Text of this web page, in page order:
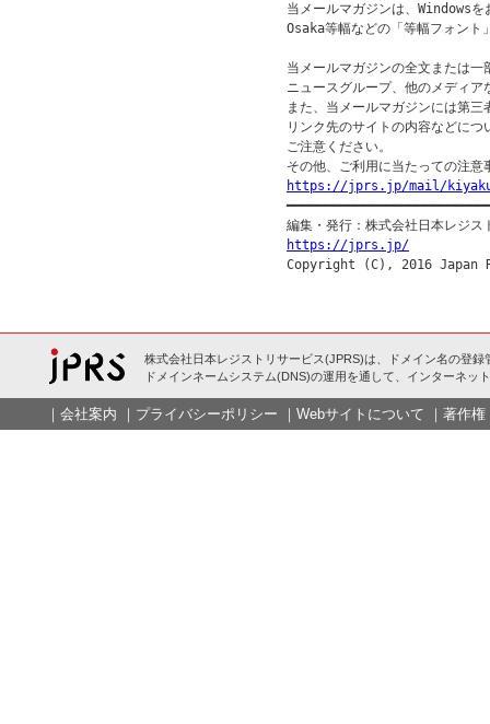
当メールマガジンは、Windowsを
Osaka等幅などの「等幅フォント
当メールマガジンの全文または一
ニュースグループ、他のメディ
また、当メールマガジンには第
リンク先のサイトの内容などに
ご注意ください。
https://jprs.jp/mail/
https://jprs.jp/
株式会社日本レジストリサービス(JPRS)は、ドメイン名の登録
ドメインネームシステム(DNS)の運用を通して、インターネッ
｜ 会社案内 ｜ プライバシーポリシー ｜ Webサイトについて ｜ 著作権